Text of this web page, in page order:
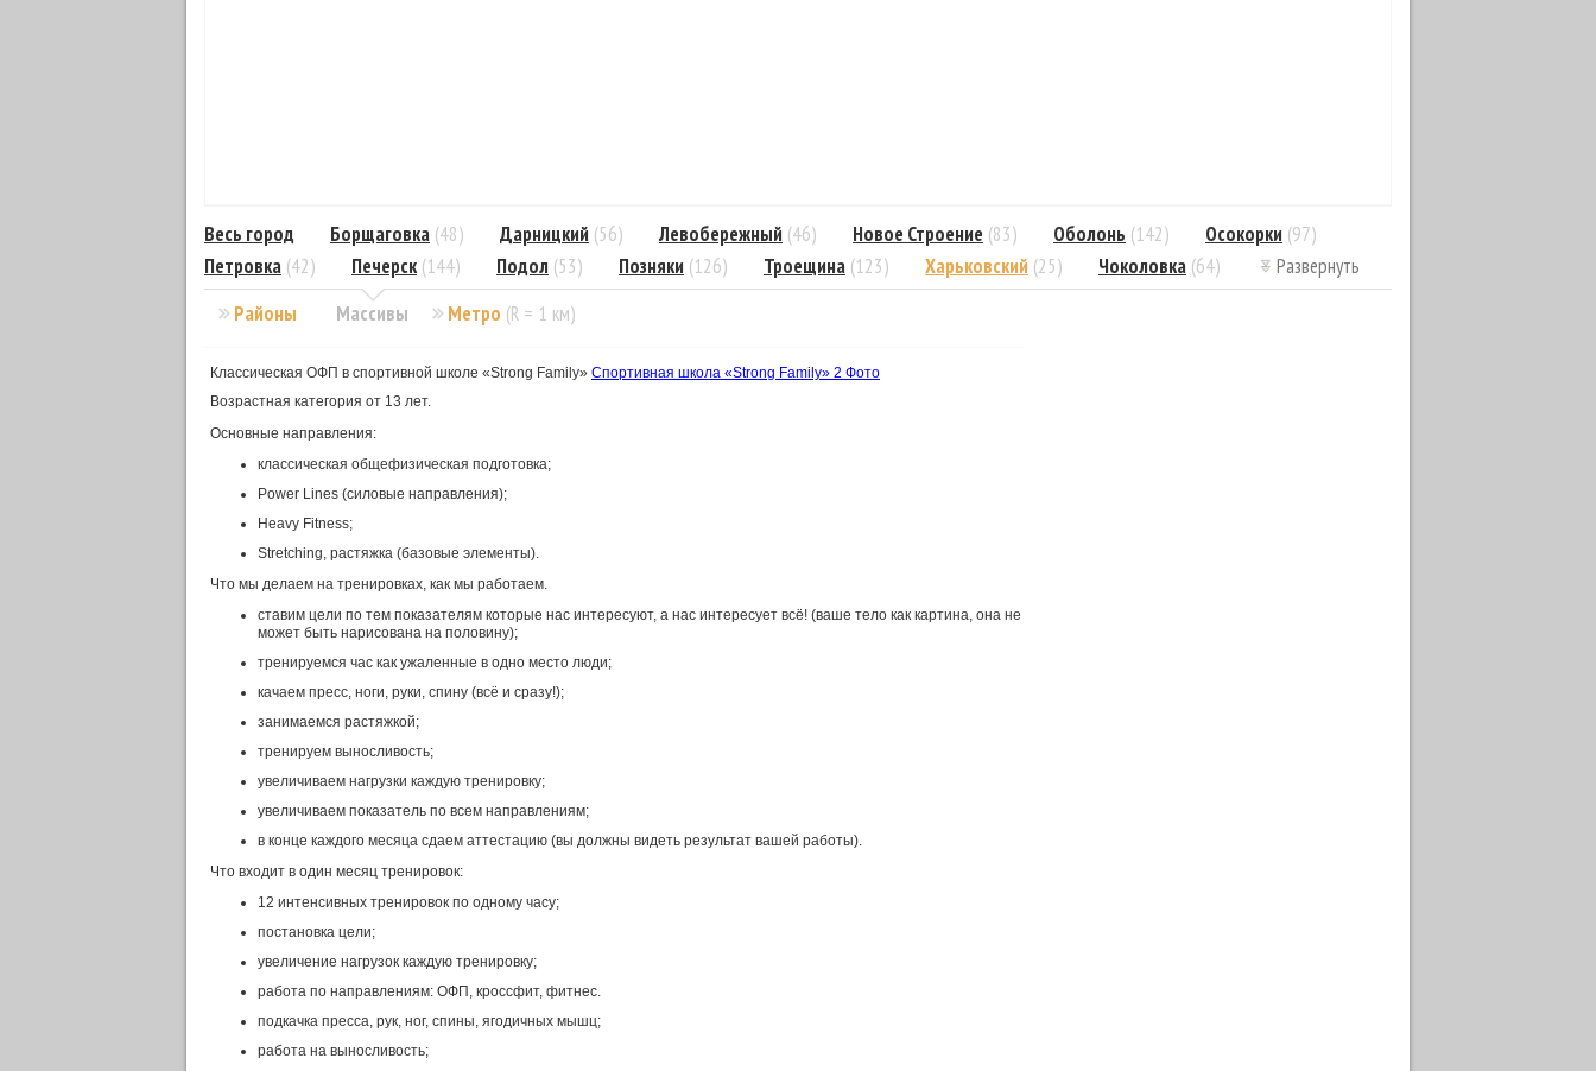
Районы Массивы
Весь город Борщаговка (48) Дарницкий (56) Левобережный (46) Новое Строение (83) Оболонь (142) Осокорки (97)
Петровка (42) Печерск (144) Подол (53) Позняки (126) Троещина (123) Харьковский (25) Чоколовка (64)
Развернуть
Метро (R = 1 км)
Классическая ОФП в спортивной школе «Strong Family» Спортивная школа «Strong Family» 2 Фото
Возрастная категория от 13 лет.
Основные направления:
классическая общефизическая подготовка;
Power Lines (силовые направления);
Heavy Fitness;
Stretching, растяжка (базовые элементы).
Что мы делаем на тренировках, как мы работаем.
ставим цели по тем показателям которые нас интересуют, а нас интересует всё! (ваше тело как картина, она не
может быть нарисована на половину);
тренируемся час как ужаленные в одно место люди;
качаем пресс, ноги, руки, спину (всё и сразу!);
занимаемся растяжкой;
тренируем выносливость;
увеличиваем нагрузки каждую тренировку;
увеличиваем показатель по всем направлениям;
в конце каждого месяца сдаем аттестацию (вы должны видеть результат вашей работы).
Что входит в один месяц тренировок:
12 интенсивных тренировок по одному часу;
постановка цели;
увеличение нагрузок каждую тренировку;
работа по направлениям: ОФП, кроссфит, фитнес.
подкачка пресса, рук, ног, спины, ягодичных мышц;
работа на выносливость;